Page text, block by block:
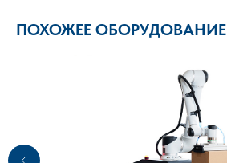
ПОХОЖЕЕ ОБОРУДОВАНИЕ